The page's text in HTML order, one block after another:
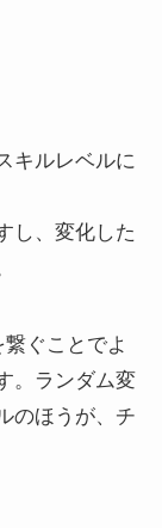
キルレベルに
、変化した
ぐことでよ
。ランダム変
のほうが、チ